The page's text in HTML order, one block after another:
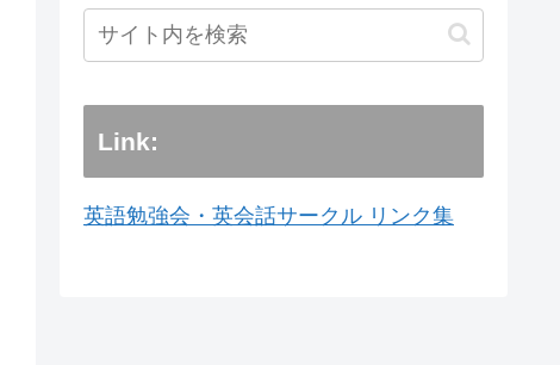
Link:
英語勉強会・英会話サークル リンク集